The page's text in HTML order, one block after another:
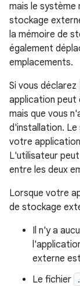
mais le système
stockage
la mémoire de
également
emplacements.
Si vous déclarez
application peut
mais que vous
d'installation. Le
votre
L'utilisateur
entre les deux
Lorsque votre
de stockage
Il n'y a
externe
Le fichier